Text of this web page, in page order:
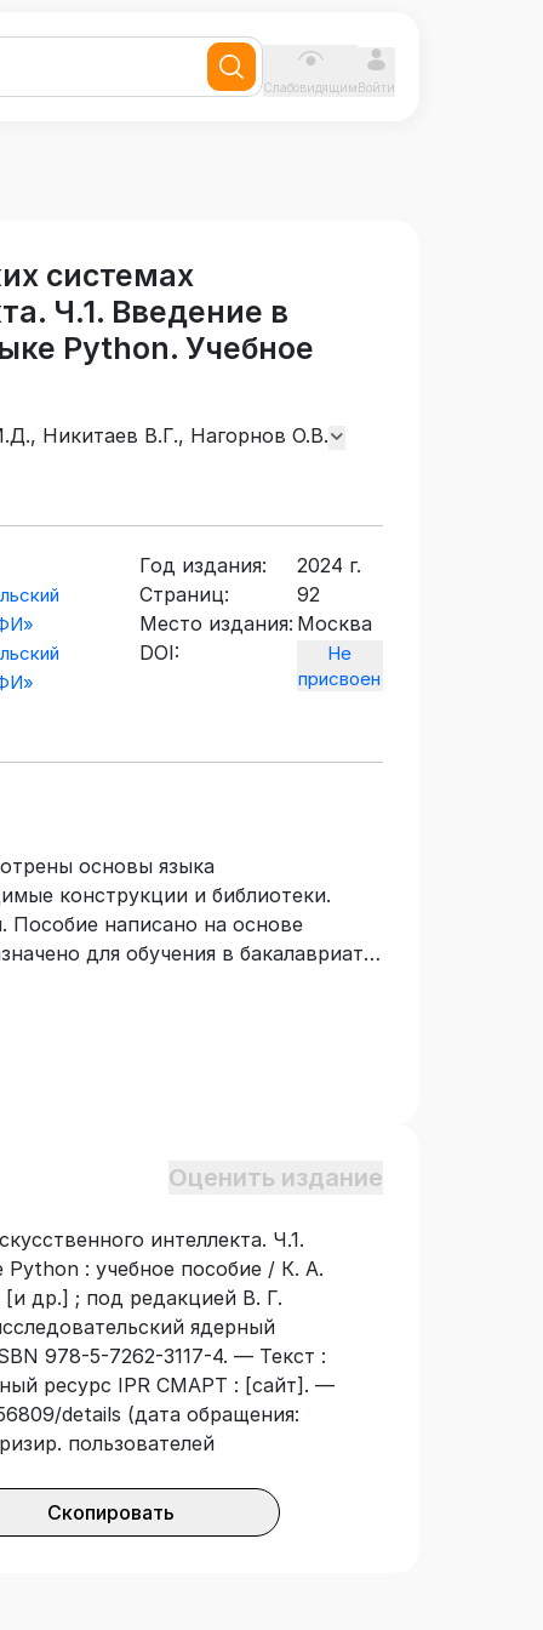
СлабовидящимВойти
системах
Ч.1. Введение в
Python. Учебное
Никитаев В.Г., Нагорнов О.В.
Год издания:
2024 г.
Страниц:
92
Место издания: Москва
DOI:
Не
присвоен
основы языка
конструкции и библиотеки.
Пособие написано на основе
для обучения в бакалавриате
«Биотехнические системы и
в области медицинских
Оценить издание
интеллекта. Ч.1.
: учебное пособие / К. А.
др.] ; под редакцией В. Г.
ядерный
978-5-7262-3117-4. — Текст :
ресурс IPR СМАРТ : [сайт]. —
details (дата обращения:
пользователей
Скопировать